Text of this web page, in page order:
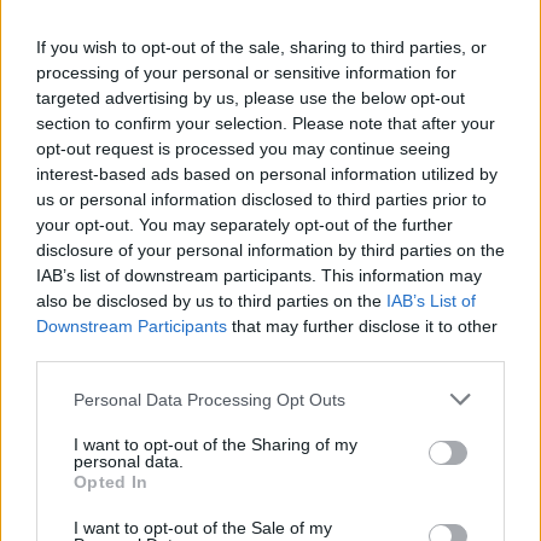
If you wish to opt-out of the sale, sharing to third parties, or
processing of your personal or sensitive information for
targeted advertising by us, please use the below opt-out
section to confirm your selection. Please note that after your
opt-out request is processed you may continue seeing
interest-based ads based on personal information utilized by
us or personal information disclosed to third parties prior to
your opt-out. You may separately opt-out of the further
disclosure of your personal information by third parties on the
IAB’s list of downstream participants. This information may
also be disclosed by us to third parties on the IAB’s List of
Downstream Participants that may further disclose it to other
Personal Data Processing Opt Outs
I want to opt-out of the Sharing of my
personal data.
Opted In
I want to opt-out of the Sale of my
pubblicato è che la sua storia ha un grande
impatto sulla trama di Final Fantasy XV e
che quindi si sono riservati più tempo per
svilupparlo a dovere e creare un’esperienza
solida, affinchè possano garantire il meglio
per il gran finale.
Sempre attraversoDualshockers ,
apprendiamo che Final Fantasy XV era già
rientrato nei costi dello sviluppo con i
oggi rappresentano un guadagno netto per
Square-Enix. Si parla di 6 milioni di copie
vendute al momento, di cui 5 milioni